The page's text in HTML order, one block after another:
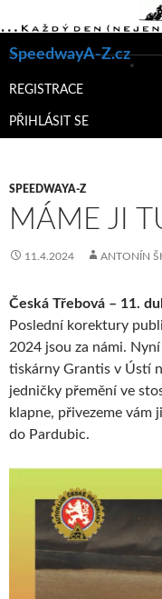
SpeedwayA-Z.cz
K
WEBU
REGISTRACE
PŘIHLÁSIT SE
SPEEDWAYA-Z
MÁME JI
11.4.2024 ANTONÍN
Česká Třebová – 11.
Poslední korektury
2024 jsou za námi.
tiskárny Grantis v Ústí
jedničky přemění ve
klapne, přivezeme
do Pardubic.